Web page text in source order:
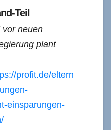
Teil
neuen
plant
profit.de/eltern
einsparungen-